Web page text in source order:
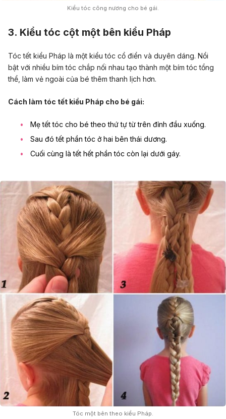
Kiểu tóc công nương cho bé gái.
3. Kiểu tóc cột một bên kiểu Pháp
Tóc tết kiểu Pháp là một kiểu tóc cổ điển và duyên dáng. Nổi
bật với nhiều bím tóc chắp nối nhau tạo thành một bím tóc tổng
thể, làm vẻ ngoài của bé thêm thanh lịch hơn.
Cách làm tóc tết kiểu Pháp cho bé gái:
Mẹ tết tóc cho bé theo thứ tự từ trên đỉnh đầu xuống.
Sau đó tết phần tóc ở hai bên thái dương.
Cuối cùng là tết hết phần tóc còn lại dưới gáy.
Tóc một bên theo kiểu Pháp.